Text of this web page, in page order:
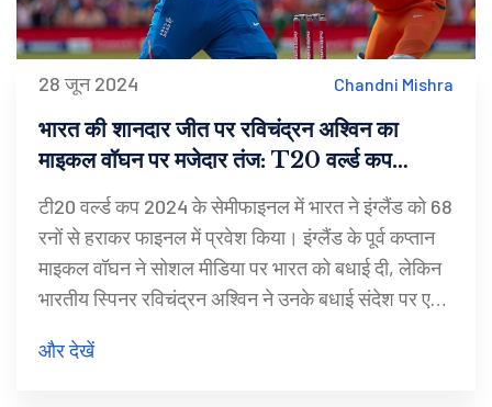
28 जून 2024 Chandni Mishra
भारत की शानदार जीत पर रविचंद्रन अश्विन का
माइकल वॉघन पर मजेदार तंज: T20 वर्ल्ड कप
2024 में सेमीफाइनल का रोमांचक मुकाबला
टी20 वर्ल्ड कप 2024 के सेमीफाइनल में भारत ने इंग्लैंड को 68
रनों से हराकर फाइनल में प्रवेश किया। इंग्लैंड के पूर्व कप्तान
माइकल वॉघन ने सोशल मीडिया पर भारत को बधाई दी, लेकिन
भारतीय स्पिनर रविचंद्रन अश्विन ने उनके बधाई संदेश पर एक
रोहित शर्मा और सूर्यकुमार यादव के शानदार प्रदर्शन ने टीम को
और देखें